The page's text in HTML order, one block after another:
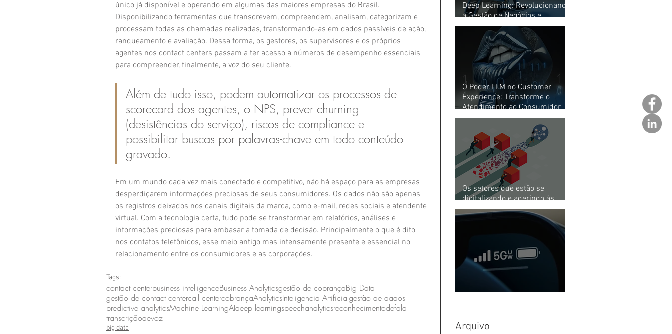
único já disponível e operando em algumas das maiores empresas do Brasil.
Disponibilizando ferramentas que transcrevem, compreendem, analisam, categorizam e
processam todas as chamadas realizadas, transformando-as em dados passíveis de ação,
ranqueamento e avaliação. Dessa forma, os gestores, os supervisores e os próprios
agentes nos contact centers passam a ter acesso a números de desempenho essenciais
para compreender, finalmente, a voz do seu cliente.
Além de tudo isso, podem automatizar os processos de
scorecard dos agentes, o NPS, prever churning
(desistências do serviço), riscos de compliance e
possibilitar buscas por palavras-chave em todo conteúdo
gravado.
Em um mundo cada vez mais conectado e competitivo, não há espaço para as empresas
desperdiçarem informações preciosas de seus consumidores. Os dados não são apenas
os registros deixados nos canais digitais da marca, como e-mail, redes sociais e atendente
virtual. Com a tecnologia certa, tudo pode se transformar em relatórios, análises e
informações preciosas para embasar a tomada de decisão. Principalmente o que é dito
nos contatos telefônicos, esse meio antigo mas intensamente presente e essencial no
relacionamento entre os consumidores e as corporações.
Tags:
contact centerbusiness intelligenceBusiness Analyticsgestão de cobrançaBig Data
gestão de contact centercall centercobrançaAnalyticsInteligencia Artificialgestão de dados
predictive analyticsMachine LearningAIdeep learningspeechanalyticsreconhecimentodefala
transcriçãodevoz
big data
Deep Learning: Revolucionando
a Gestão de Negócios e
Customer Experience com AI
O Poder LLM no Customer
Experience: Transforme o
Atendimento ao Consumidor
com AI e Speech Analytics
Os setores que estão se
digitalizando e aderindo às
ferramentas de gestão
Arquivo